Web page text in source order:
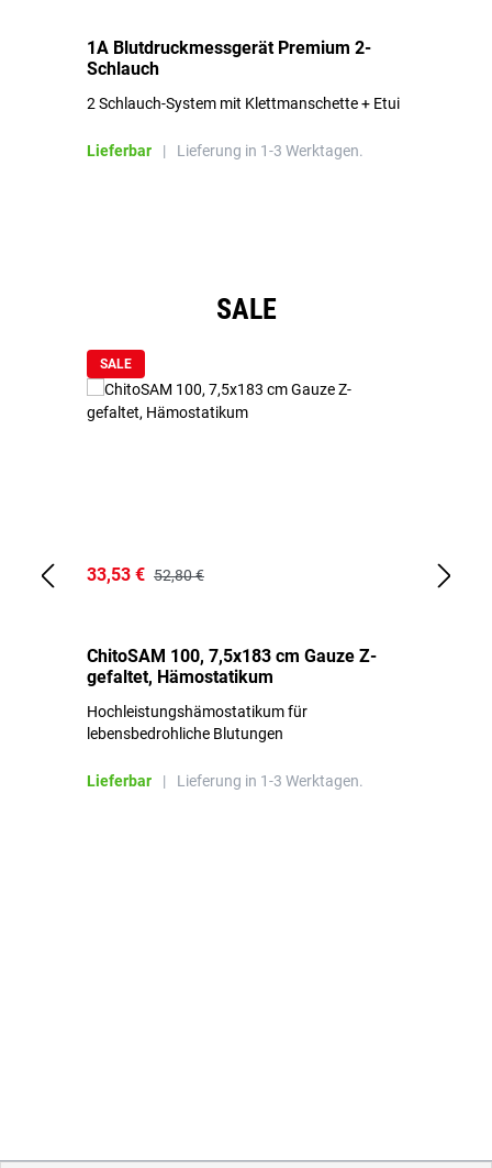
1A Blutdruckmessgerät Premium 2-
Schlauch
2 Schlauch-System mit Klettmanschette + Etui
Lieferbar | Lieferung in 1-3 Werktagen.
SALE
SALE
33,53 € 52,80 €
ChitoSAM 100, 7,5x183 cm Gauze Z-
gefaltet, Hämostatikum
Hochleistungshämostatikum für
lebensbedrohliche Blutungen
Lieferbar | Lieferung in 1-3 Werktagen.